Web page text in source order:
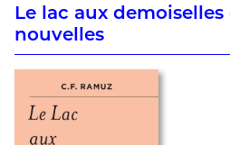
Le lac aux demoiselles
nouvelles